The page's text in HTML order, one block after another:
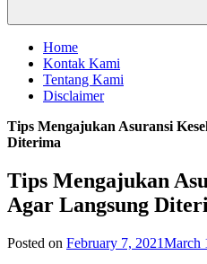
Home
Kontak Kami
Tentang Kami
Disclaimer
Tips Mengajukan Asuransi
Diterima
Tips Mengajukan
Agar Langsung
Posted on February 7, 2021March